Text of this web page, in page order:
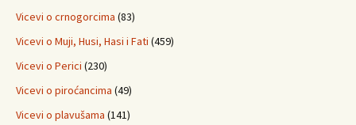
Vicevi o crnogorcima (83)
Vicevi o Muji, Husi, Hasi i Fati (459)
Vicevi o Perici (230)
Vicevi o piroćancima (49)
Vicevi o plavušama (141)